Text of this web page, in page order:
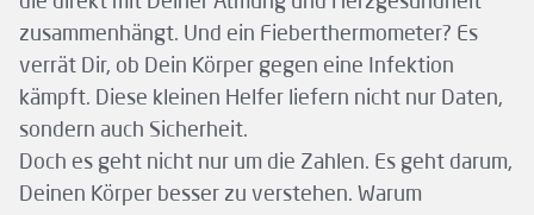
zusammenhängt. Und ein Fieberthermometer? Es
verrät Dir, ob Dein Körper gegen eine Infektion
kämpft. Diese kleinen Helfer liefern nicht nur Daten,
sondern auch Sicherheit.
Doch es geht nicht nur um die Zahlen. Es geht darum,
Deinen Körper besser zu verstehen. Warum